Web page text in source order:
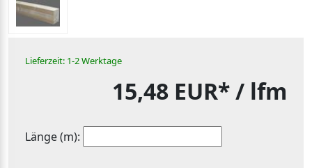
Lieferzeit: 1-2 Werktage
15,48 EUR*/ lfm
Länge (m):